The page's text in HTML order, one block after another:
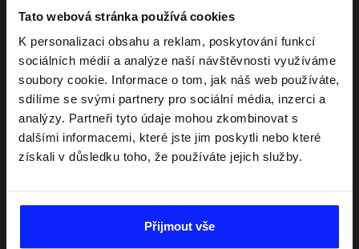
Tato webová stránka používá cookies
K personalizaci obsahu a reklam, poskytování funkcí
sociálních médií a analýze naší návštěvnosti využíváme
soubory cookie. Informace o tom, jak náš web používáte,
sdílíme se svými partnery pro sociální média, inzerci a
analýzy. Partneři tyto údaje mohou zkombinovat s
dalšími informacemi, které jste jim poskytli nebo které
získali v důsledku toho, že používáte jejich služby.
Přijmout vše